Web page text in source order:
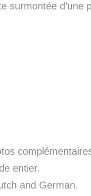
surmontée d’une
entier.
and German.